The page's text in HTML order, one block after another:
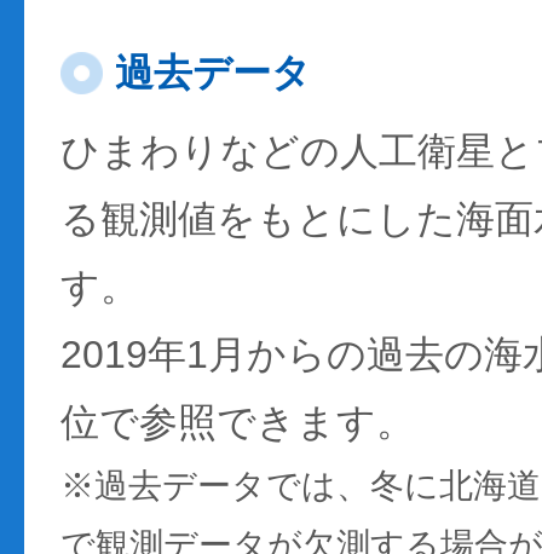
過去データ
ひまわりなどの人工衛星
る観測値をもとにした海
す。
2019年1月からの過去の海
位で参照できます。
※過去データでは、冬に北海
で観測データが欠測する場合